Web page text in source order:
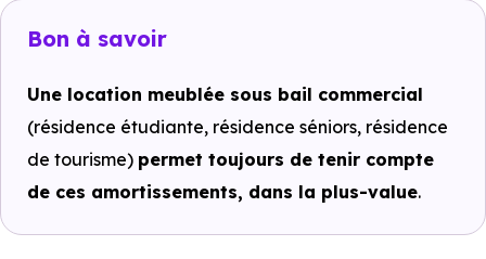
Bon à savoir
Une location meublée sous bail commercial
(résidence étudiante, résidence séniors, résidence
de tourisme) permet toujours de tenir compte
de ces amortissements, dans la plus-value.